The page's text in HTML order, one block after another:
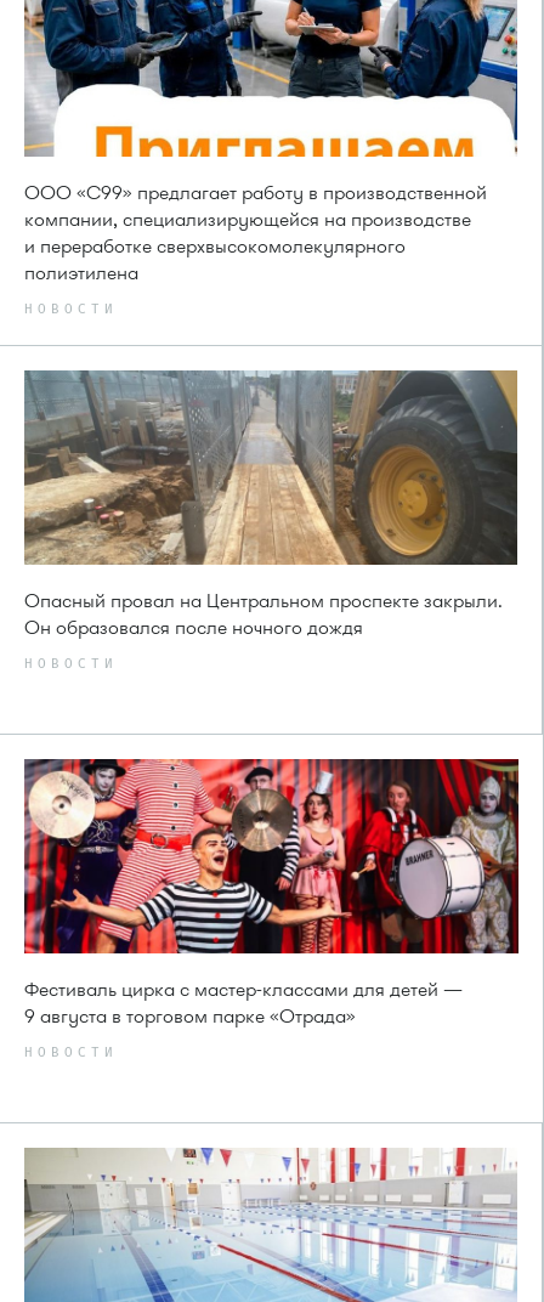
ООО «С99» предлагает работу в производственной
компании, специализирующейся на производстве
и переработке сверхвысокомолекулярного
полиэтилена
НОВОСТИ
Опасный провал на Центральном проспекте закрыли.
Он образовался после ночного дождя
НОВОСТИ
Фестиваль цирка с мастер-классами для детей —
9 августа в торговом парке «Отрада»
НОВОСТИ